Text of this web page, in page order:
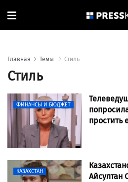
Главная Темы Стиль
Стиль
ФИНАНСЫ И БЮДЖЕТ
простить
КАЗАХСТАН
Айсултан